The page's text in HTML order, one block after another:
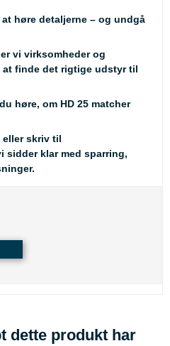
høre detaljerne – og undgå
vi virksomheder og
finde det rigtige udstyr til
høre, om HD 25 matcher
eller skriv til
sidder klar med sparring,
dette produkt har